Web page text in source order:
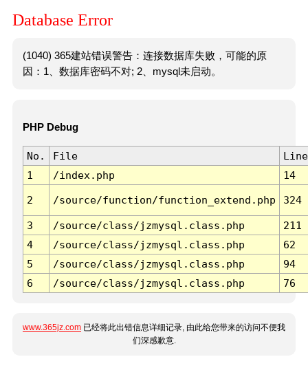
Database Error
(1040) 365建站错误警告：连接数据库失败，可能的原
因：1、数据库密码不对; 2、mysql未启动。
PHP Debug
No. File
Line
1
/index.php 14
2 /source/function/function_extend.php 324
3 /source/class/jzmysql.class.php
211
4
/source/class/jzmysql.class.php
62
5
/source/class/jzmysql.class.php
94
6
/source/class/jzmysql.class.php 76
www.365jz.com 已经将此出错信息详细记录, 由此给您带来的访问不便我
们深感歉意.